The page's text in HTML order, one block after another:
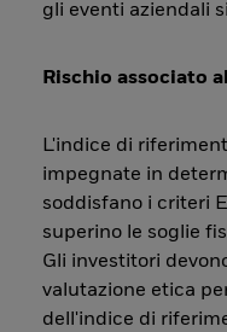
gli eventi aziendali
Rischio associato
L'indice di
impegnate in
soddisfano i criteri
superino le soglie
Gli investitori
valutazione etica
dell'indice di